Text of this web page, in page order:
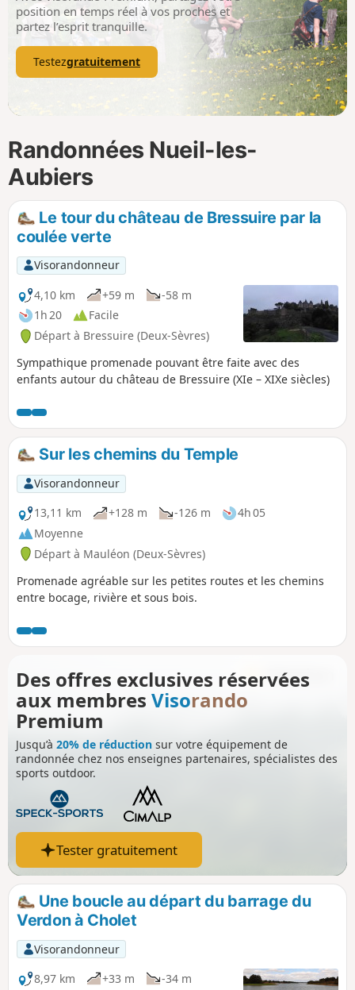
p
position en temps réel à vos proches et
partez l’esprit tranquille.
Testezgratuitement
Randonnées Nueil-les-
Aubiers
Le tour du château de Bressuire par la
coulée verte
Visorandonneur
4,10 km
+59 m
-58 m
1h 20
Facile
Départ à Bressuire (Deux-Sèvres)
Sympathique promenade pouvant être faite avec des
enfants autour du château de Bressuire (XIe – XIXe siècles)
Sur les chemins du Temple
Visorandonneur
13,11 km
+128 m -126 m
4h 05
Moyenne
Départ à Mauléon (Deux-Sèvres)
Promenade agréable sur les petites routes et les chemins
entre bocage, rivière et sous bois.
Des offres exclusives réservées
aux membres Visorando
Premium
Jusqu’à 20% de réduction sur votre équipement de
randonnée chez nos enseignes partenaires, spécialistes des
sports outdoor.
Tester gratuitement
Une boucle au départ du barrage du
Verdon à Cholet
Visorandonneur
8,97 km
+33 m
-34 m